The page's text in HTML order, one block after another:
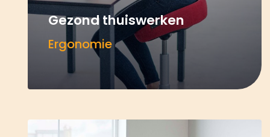
Gezond thuiswerken
Ergonomie